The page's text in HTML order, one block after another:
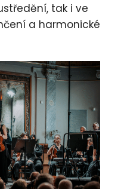
tak i ve
a harmonické